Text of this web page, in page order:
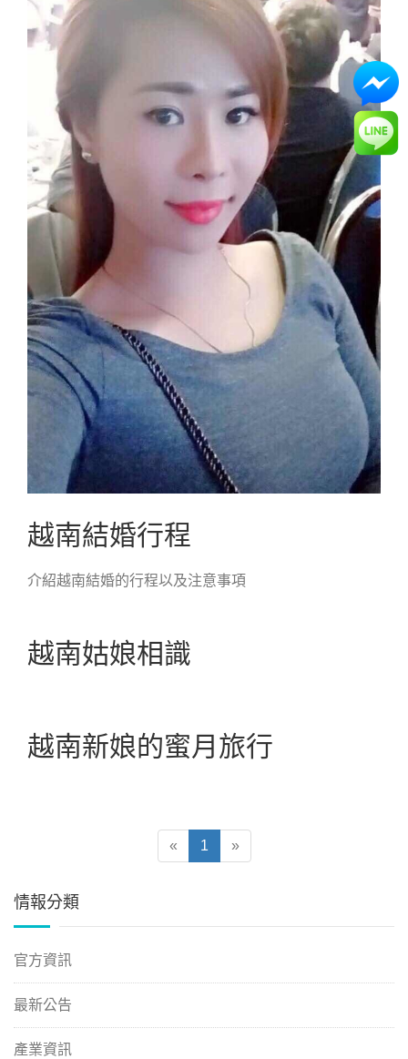
越南結婚行程
介紹越南結婚的行程以及注意事項
越南姑娘相識
越南新娘的蜜月旅行
« 1 »
情報分類
官方資訊
最新公告
產業資訊